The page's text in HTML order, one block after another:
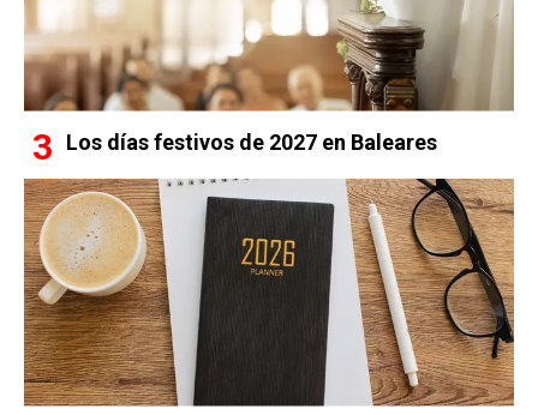
Los días festivos de 2027 en Baleares